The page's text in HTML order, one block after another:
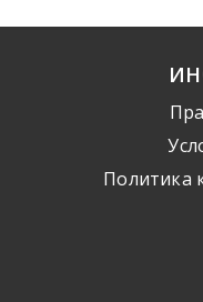
Политика